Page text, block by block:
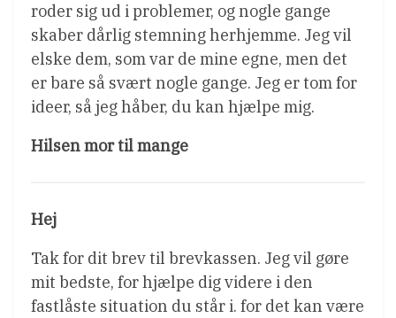
roder sig ud i problemer, og nogle gange
skaber dårlig stemning herhjemme. Jeg vil
elske dem, som var de mine egne, men det
er bare så svært nogle gange. Jeg er tom for
ideer, så jeg håber, du kan hjælpe mig.
Hilsen mor til mange
Hej
Tak for dit brev til brevkassen. Jeg vil gøre
mit bedste, for hjælpe dig videre i den
fastlåste situation du står i. for det kan være